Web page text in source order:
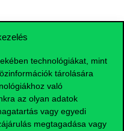
technológiákat, mint
tárolására
való
az olyan adatok
vagy egyedi
megtagadása vagy